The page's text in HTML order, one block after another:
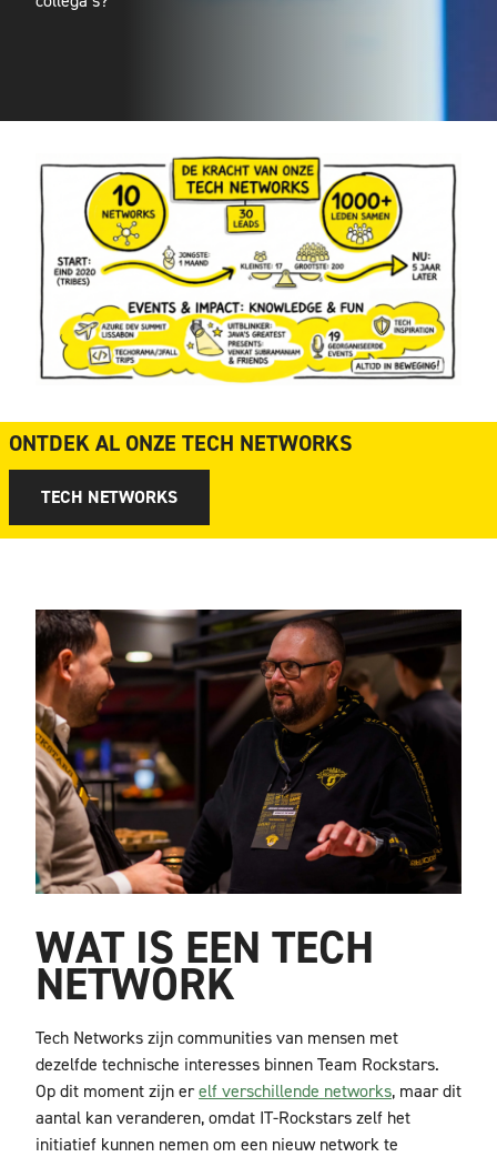
ONTDEK AL ONZE TECH NETWORKS
TECH NETWORKS
WAT IS EEN TECH
NETWORK
Tech Networks zijn communities van mensen met
dezelfde technische interesses binnen Team Rockstars.
Op dit moment zijn erelf verschillende networks, maar dit
aantal kan veranderen, omdat IT-Rockstars zelf het
initiatief kunnen nemen om een nieuw network te